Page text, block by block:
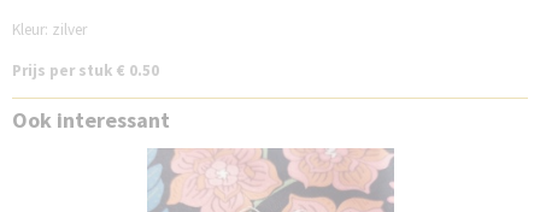
Kleur: zilver
Prijs per stuk € 0.50
Ook interessant